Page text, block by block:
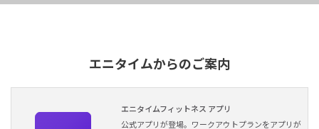
エニタイムからのご案内
エニタイムフィットネス アプリ
公式アプリが登場。ワークアウトプランをアプリが